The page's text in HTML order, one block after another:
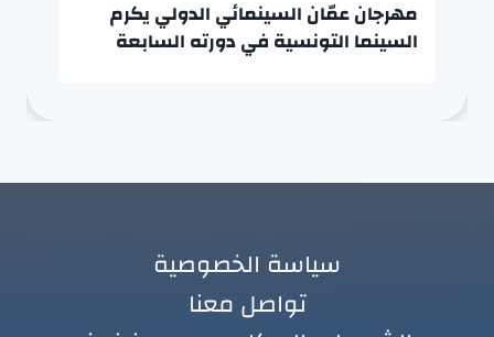
مهرجان عمّان السينمائي الدولي يكرم
السينما التونسية في دورته السابعة
سياسة الخصوصية
تواصل معنا